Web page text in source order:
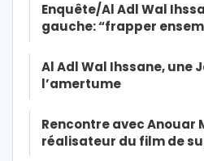
Enquête/Al Adl Wal
gauche: “frapper
Al Adl Wal Ihssane, une
l’amertume
Rencontre avec Anouar
réalisateur du film de